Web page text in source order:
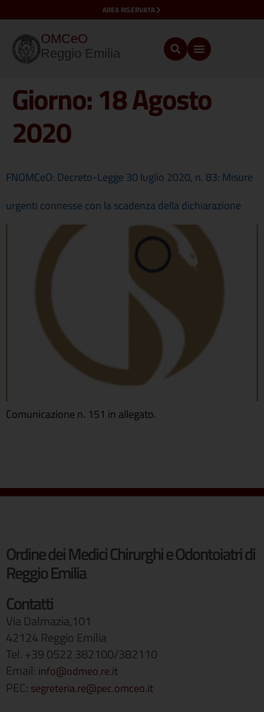
AREA RISERVATA
OMCeO
Reggio Emilia
Giorno:18 Agosto
2020
FNOMCeO: Decreto-Legge 30 luglio 2020, n. 83: Misure
urgenti connesse con la scadenza della dichiarazione
Comunicazione n. 151 in allegato.
Ordine dei Medici Chirurghi e Odontoiatri di
Reggio Emilia
Contatti
Via Dalmazia,101
42124 Reggio Emilia
Tel. +39 0522 382100/382110
Email: info@odmeo.re.it
PEC: segreteria.re@pec.omceo.it